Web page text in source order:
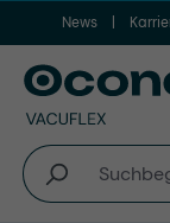
Zum Hauptinhalt
News